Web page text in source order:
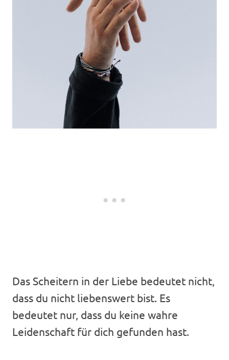
Das Scheitern in der Liebe bedeutet nicht,
dass du nicht liebenswert bist. Es
bedeutet nur, dass du keine wahre
Leidenschaft für dich gefunden hast.